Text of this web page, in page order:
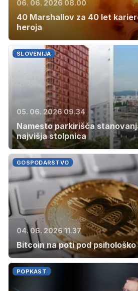
06. 06. 2026 08.00
40 Marshallov za 40 let
heroja
SLOVENIJA
05. 06. 2026 09.34
Namesto parkirišča
najvišja stolpnica
GOSPODARSTVO
04. 06. 2026 11.37
Bitcoin na poti pod psihološko
POPKAST